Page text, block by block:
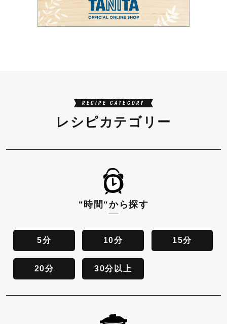
RECIPE CATEGORY
レシピカテゴリー
"時間"から探す
5分 10分 15分
20分 30分以上